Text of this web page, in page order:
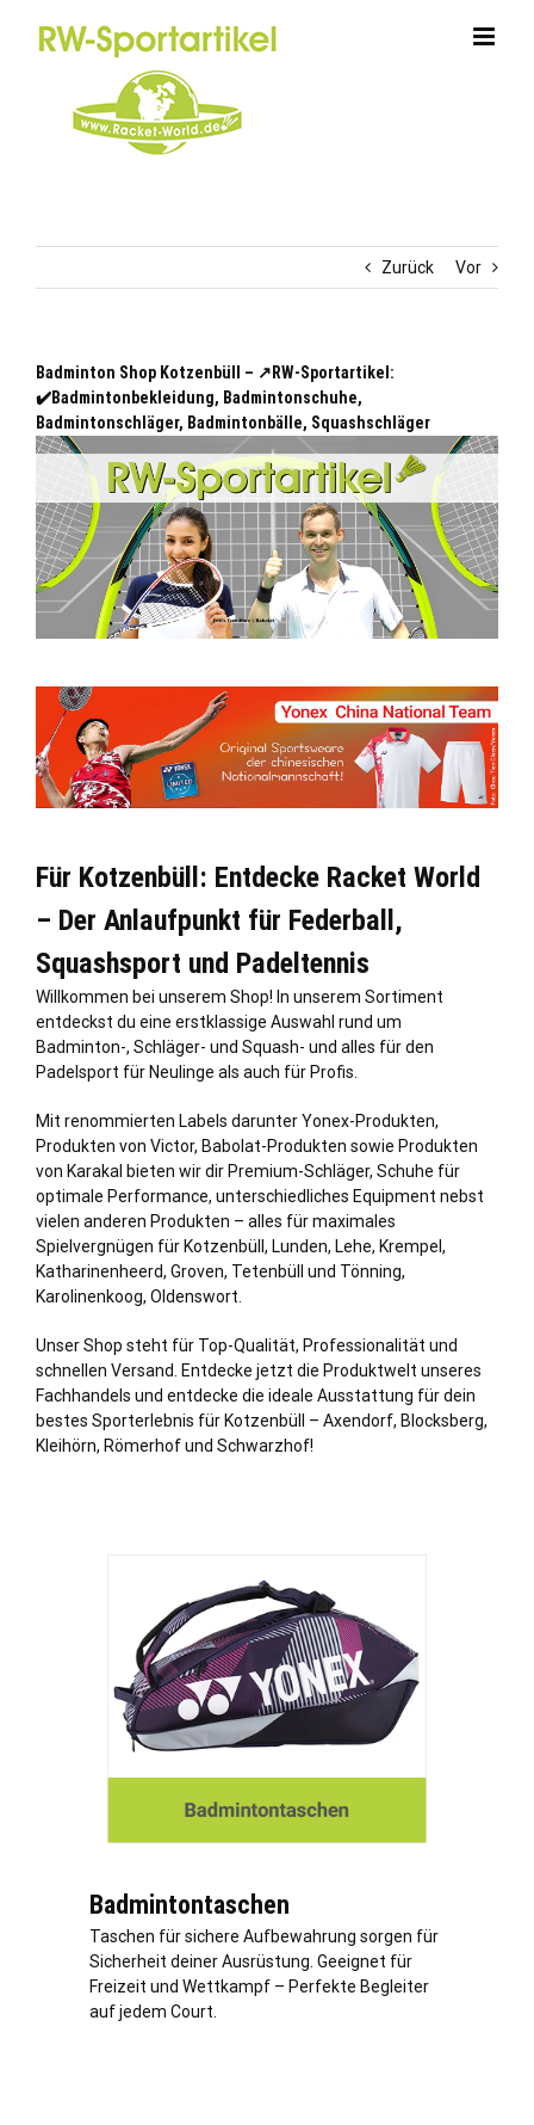
Zurück Vor
Badminton Shop Kotzenbüll – ↗️RW-Sportartikel:
✔️Badmintonbekleidung, Badmintonschuhe,
Badmintonschläger, Badmintonbälle, Squashschläger
Für Kotzenbüll: Entdecke Racket World
– Der Anlaufpunkt für Federball,
Squashsport und Padeltennis
Willkommen bei unserem Shop! In unserem Sortiment
entdeckst du eine erstklassige Auswahl rund um
Badminton-, Schläger- und Squash- und alles für den
Padelsport für Neulinge als auch für Profis.
Mit renommierten Labels darunter Yonex-Produkten,
Produkten von Victor, Babolat-Produkten sowie Produkten
von Karakal bieten wir dir Premium-Schläger, Schuhe für
optimale Performance, unterschiedliches Equipment nebst
vielen anderen Produkten – alles für maximales
Spielvergnügen für Kotzenbüll, Lunden, Lehe, Krempel ,
Katharinenheerd, Groven, Tetenbüll und Tönning,
Karolinenkoog, Oldenswort
Unser Shop steht für Top-Qualität, Professionalität und
schnellen Versand. Entdecke jetzt die Produktwelt unseres
Fachhandels und entdecke die ideale Ausstattung für dein
bestes Sporterlebnis für Kotzenbüll – Axendorf, Blocksberg,
Kleihörn, Römerhof und Schwarzhof!
Badmintontaschen
Taschen für sichere Aufbewahrung sorgen für
Sicherheit deiner Ausrüstung. Geeignet für
Freizeit und Wettkampf – Perfekte Begleiter
auf jedem Court.